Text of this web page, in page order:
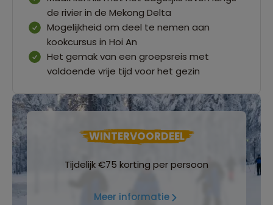
de rivier in de Mekong Delta
Mogelijkheid om deel te nemen aan
kookcursus in Hoi An
Het gemak van een groepsreis met
voldoende vrije tijd voor het gezin
WINTERVOORDEEL
Tijdelijk €75 korting per persoon
Meer informatie